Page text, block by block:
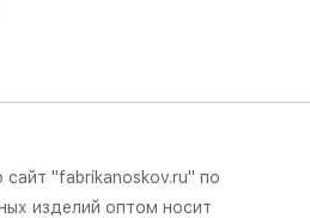
"fabrikanoskov.ru" по
изделий оптом носит